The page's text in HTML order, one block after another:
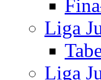
Liga
Liga